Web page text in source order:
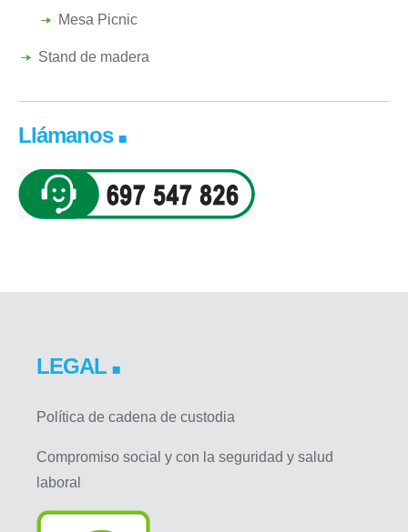
Mesa Picnic
Stand de madera
Llámanos
LEGAL
Política de cadena de custodia
Compromiso social y con la seguridad y salud
laboral